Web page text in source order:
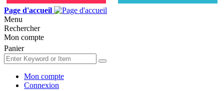
Connexion
Créer un compte
Allez au contenu
Appelez Nous
Paris
Atelier Montgallet Réparation Iphone - Ipad - Samsung - Huawei
téléphone portable & tablette
Page d'accueil